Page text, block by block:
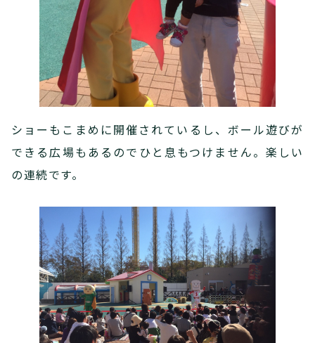
ショーもこまめに開催されているし、ボール遊びが
できる広場もあるのでひと息もつけません。楽しい
の連続です。